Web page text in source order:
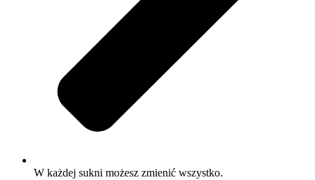
W każdej sukni możesz zmienić wszystko.